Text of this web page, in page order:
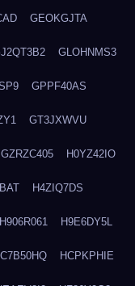
GEOKGJTA
GLOHNMS3
GPPF40AS
GT3JXWVU
GZRZC405 H0YZ42IO
H4ZIQ7DS
H906R061 H9E6DY5L
HCPKPHIE